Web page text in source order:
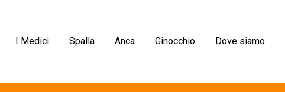
I Medici Spalla Anca Ginocchio Dove siamo